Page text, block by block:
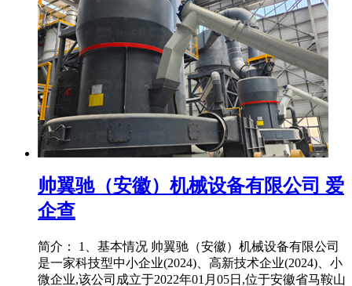
帅翼驰（安徽）机械设备有限公司 爱
企查
简介： 1、基本情况 帅翼驰（安徽）机械设备有限公司
是一家科技型中小企业(2024)、高新技术企业(2024)、小
微企业,该公司成立于2022年01月05日,位于安徽省马鞍山